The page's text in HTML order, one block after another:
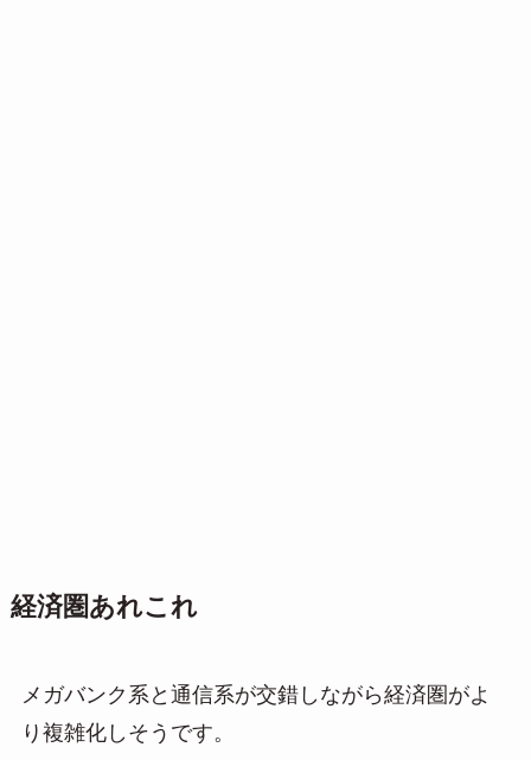
経済圏あれこれ
メガバンク系と通信系が交錯しながら経済圏がよ
り複雑化しそうです。